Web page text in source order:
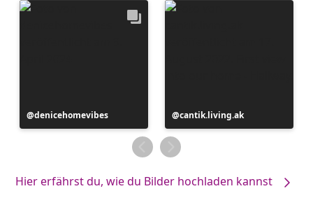
Beitrag
veröffentlicht
denicehomevibes
Beitrag
veröffentlicht
von
cantik.living.ak
Hier erfährst du, wie du Bilder hochladen kannst